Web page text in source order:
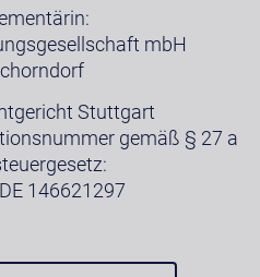
mbH
Stuttgart
gemäß § 27 a
146621297